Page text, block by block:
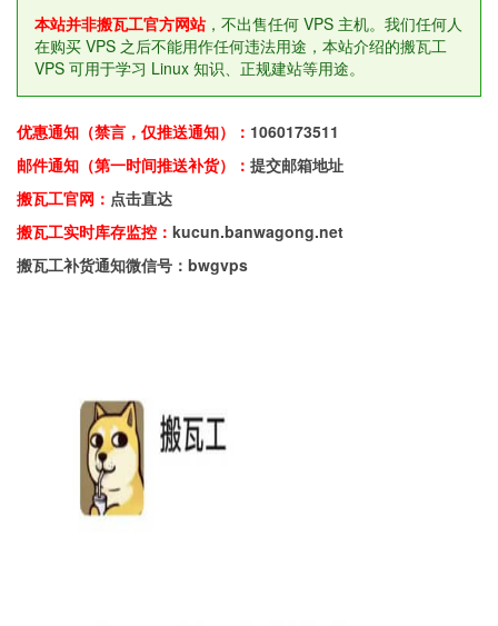
本站并非搬瓦工官方网站，不出售任何 VPS 主机。我们任何人
在购买 VPS 之后不能用作任何违法用途，本站介绍的搬瓦工
VPS 可用于学习 Linux 知识、正规建站等用途。
优惠通知（禁言，仅推送通知）： 1060173511
邮件通知（第一时间推送补货）： 提交邮箱地址
搬瓦工官网： 点击直达
搬瓦工实时库存监控： kucun.banwagong.net
搬瓦工补货通知微信号：bwgvps